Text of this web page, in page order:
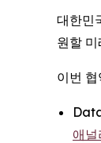
대한민
원할
이번
애널